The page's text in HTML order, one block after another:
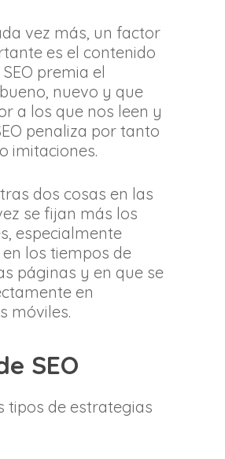
vez más, un factor
es el contenido
premia el
nuevo y que
a los que nos leen y
penaliza por tanto
imitaciones.
dos cosas en las
se fijan más los
especialmente
en los tiempos de
páginas y en que se
en
móviles.
SEO
tipos de estrategias